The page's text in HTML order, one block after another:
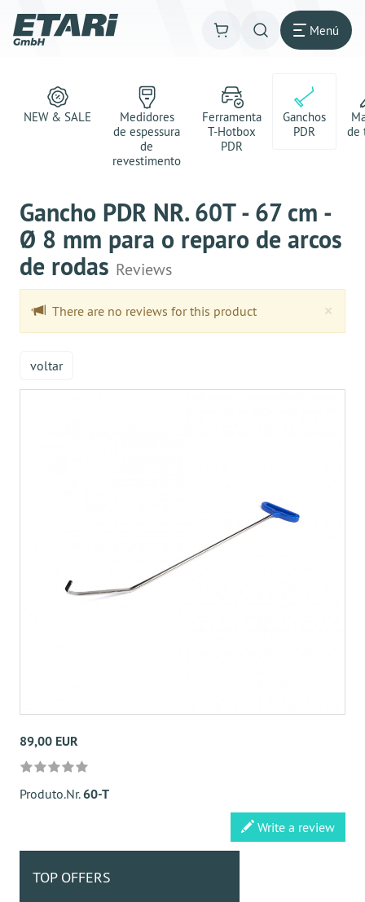
Menú
NEW & SALE
Medidores
de espessura
de
revestimento
Ferramenta
T-Hotbox
PDR
Ganchos
PDR
de
Gancho PDR NR. 60T - 67 cm -
Ø 8 mm para o reparo de arcos
de rodas Reviews
×
There are no reviews for this product
voltar
89,00 EUR
Produto.Nr.60-T
Write a review
TOP OFFERS